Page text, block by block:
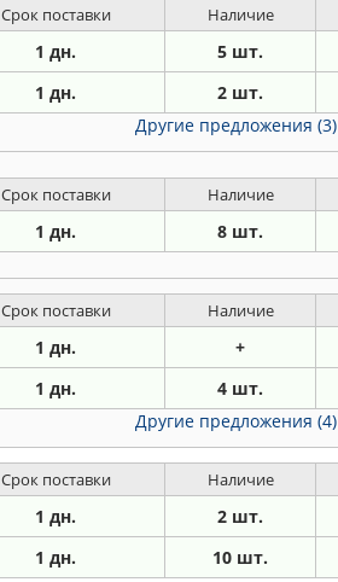
Срок поставки Наличие
1 дн. 5 шт.
1 дн. 2 шт.
Другие предложения (3)
Срок поставки Наличие
1 дн. 8 шт.
Срок поставки Наличие
1 дн. +
1 дн. 4 шт.
Другие предложения (4)
Срок поставки Наличие
1 дн. 2 шт.
1 дн. 10 шт.